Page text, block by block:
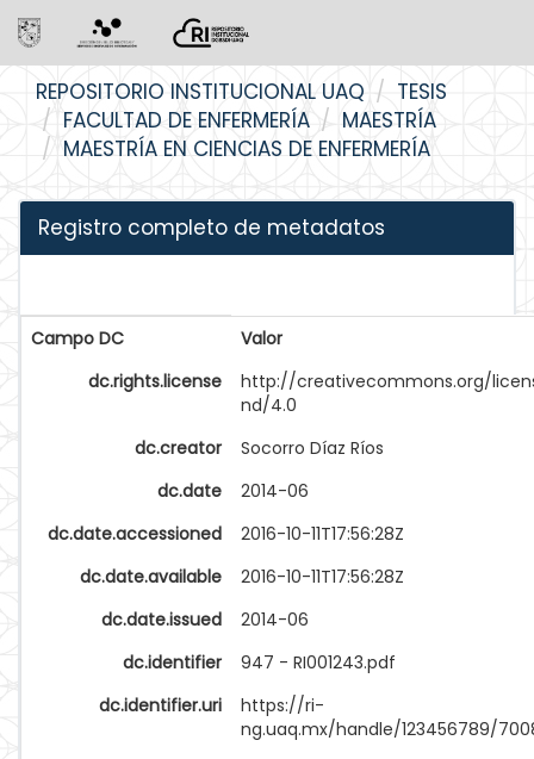
navigation
REPOSITORIO INSTITUCIONAL UAQ
TESIS
FACULTAD DE ENFERMERÍA
MAESTRÍA
MAESTRÍA EN CIENCIAS DE ENFERMERÍA
Registro completo de metadatos
Campo DC
Valor
dc.rights.license
http://creativecommons.org/
nd/4.0
dc.creator
Socorro Díaz Ríos
dc.date
2014-06
dc.date.accessioned
2016-10-11T17:56:28Z
dc.date.available
2016-10-11T17:56:28Z
dc.date.issued
2014-06
dc.identifier
947 - RI001243.pdf
dc.identifier.uri
https://ri-
ng.uaq.mx/handle/123456789/